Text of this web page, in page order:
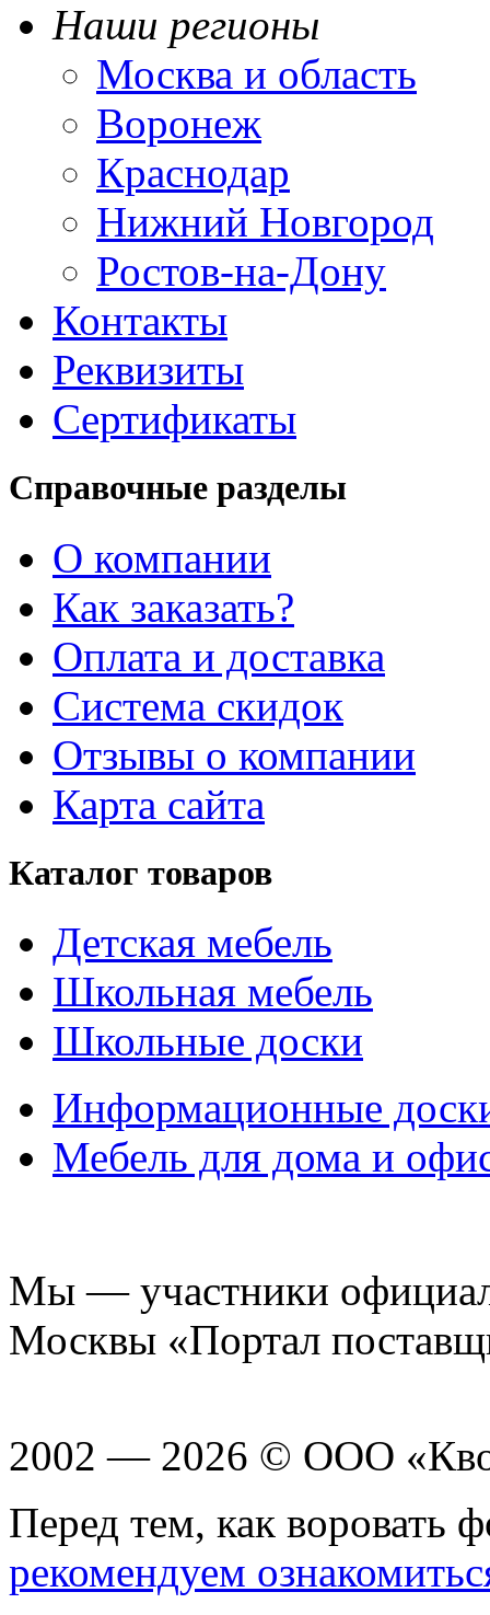
Наши регионы
Москва и область
Воронеж
Краснодар
Нижний Новгород
Ростов-на-Дону
Контакты
Реквизиты
Сертификаты
Справочные разделы
О компании
Как заказать?
Оплата и доставка
Система скидок
Отзывы о компании
Карта сайта
Каталог товаров
Детская мебель
Школьная мебель
Школьные доски
Информационные
Мебель для дома и
Мы — участники
Москвы «Портал
2002 — 2026 © ООО
Перед тем, как воровать
рекомендуем